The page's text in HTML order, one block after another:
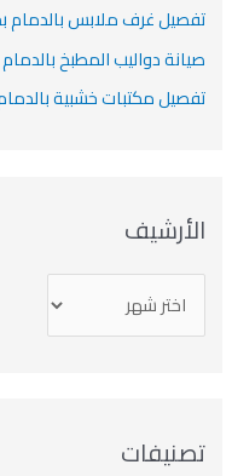
تفصيل غرف ملابس بالدمام
صيانة دواليب المطبخ بالدمام
تفصيل مكتبات خشبية بالدمام
الأرشيف
تصنيفات